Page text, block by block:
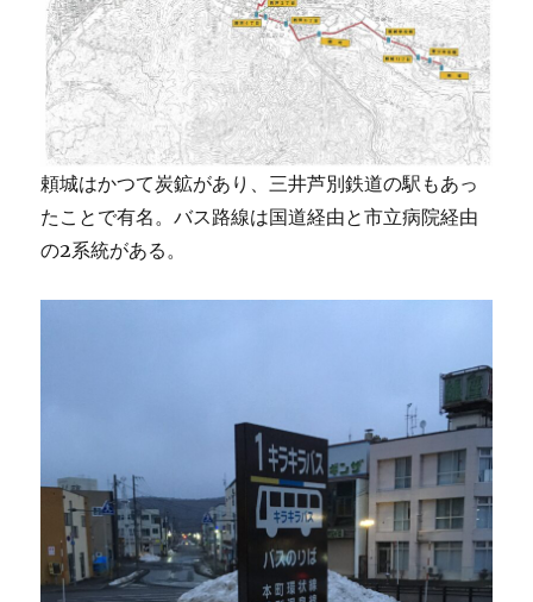
頼城はかつて炭鉱があり、三井芦別鉄道の駅もあっ
たことで有名。バス路線は国道経由と市立病院経由
の2系統がある。